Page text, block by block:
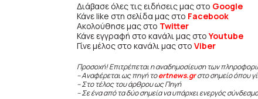
Διάβασε όλες τις ειδήσεις μας στο Google
Κάνε like στη σελίδα μας στο Facebook
Ακολούθησε μας στο Twitter
Κάνε εγγραφή στο κανάλι μας στοYoutube
Γίνε μέλος στο κανάλι μας στο Viber
Προσοχή! Επιτρέπεται η αναδημοσίευση των
– Αναφέρεται ως πηγή τοertnews.gr στο σημείο όπου
– Στο τέλος του άρθρου ως Πηγή
– Σε ένα από τα δύο σημεία να υπάρχει ενεργός